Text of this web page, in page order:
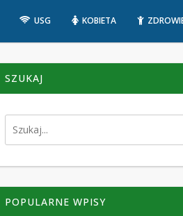
USG KOBIETA
SZUKAJ
POPULARNE WPISY